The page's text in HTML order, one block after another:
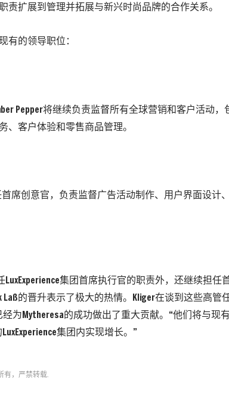
责扩展到管理并拓展与新兴时尚品牌的合作关系。
有的领导职位：
Pepper将继续负责监督所有全球营销和客户活动，
、客户体验和零售商品管理。
首席创意官，负责监督广告活动制作、用户界面设计
LuxExperience集团首席执行官的职责外，还继续担任
Laß的晋升表示了极大的热情。Kliger在谈到这些高管
为Mytheresa的成功做出了重大贡献。“他们将与现
集团内实现增长。”
有，严禁转载.